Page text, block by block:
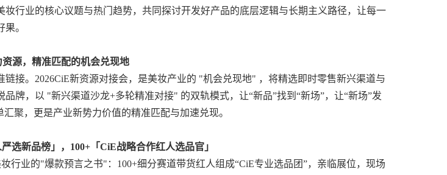
妆行业的核心议题与热门趋势，共同探讨开发好产品的底层逻辑与长期主义路径，让每一
。
源，精准匹配的机会兑现地
链接。2026CiE新资源对接会，是美妆产业的 "机会兑现地" ，将精选即时零售新兴渠道与
牌，以 "新兴渠道沙龙+多轮精准对接" 的双轨模式，让“新品”找到“新场”，让“新场”发
聚，更是产业新势力价值的精准匹配与加速兑现。
选新品榜」，100+「CiE战略合作红人选品官」
行业的"爆款预言之书"：100+细分赛道带货红人组成“CiE专业选品团”，亲临展位，现场